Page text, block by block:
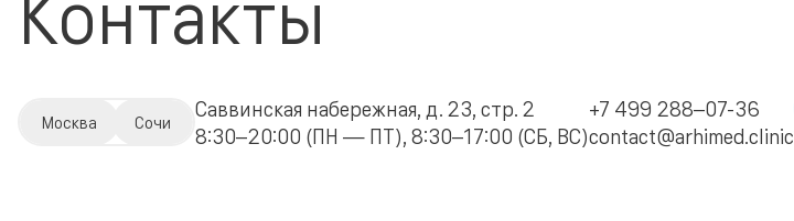
Москва Сочи
Саввинская набережная, д. 23, стр. 2
8:30–20:00 (ПН — ПТ), 8:30–17:00 (СБ, ВС)
+7 499 288–07-36
contact@arhimed.clinic